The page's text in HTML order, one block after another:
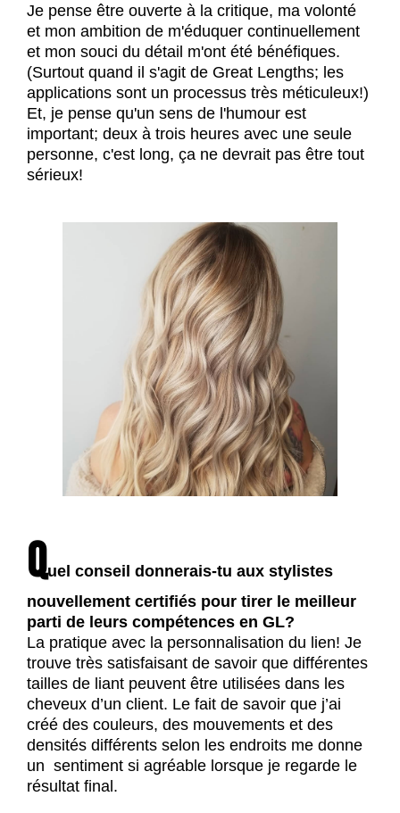
Je pense être ouverte à la critique, ma volonté
et mon ambition de m'éduquer continuellement
et mon souci du détail m'ont été bénéfiques.
(Surtout quand il s'agit de Great Lengths; les
applications sont un processus très méticuleux!)
Et, je pense qu'un sens de l'humour est
important; deux à trois heures avec une seule
personne, c'est long, ça ne devrait pas être tout
sérieux!
Quel conseil donnerais-tu aux stylistes
nouvellement certifiés pour tirer le meilleur
parti de leurs compétences en GL?
La pratique avec la personnalisation du lien! Je
trouve très satisfaisant de savoir que différentes
tailles de liant peuvent être utilisées dans les
cheveux d’un client. Le fait de savoir que j’ai
créé des couleurs, des mouvements et des
densités différents selon les endroits me donne
un sentiment si agréable lorsque je regarde le
résultat final.